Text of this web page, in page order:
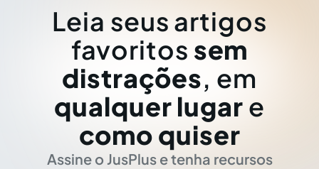
Leia seus artigos
favoritos sem
distrações, em
qualquer lugar e
como quiser
Assine o JusPlus e tenha recursos